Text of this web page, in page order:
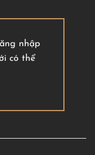
nhập
có thể